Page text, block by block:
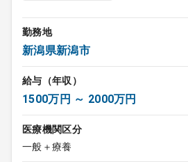
勤務地
新潟県新潟市
給与（年収）
1500万円 ～ 2000万円
医療機関区分
一般＋療養